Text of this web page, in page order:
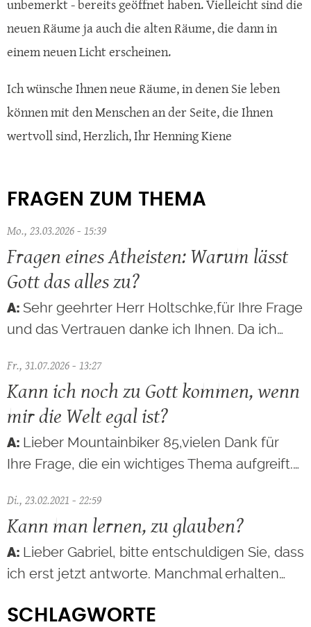
unbemerkt - bereits geöffnet haben. Vielleicht sind die
neuen Räume ja auch die alten Räume, die dann in
einem neuen Licht erscheinen.
Ich wünsche Ihnen neue Räume, in denen Sie leben
können mit den Menschen an der Seite, die Ihnen
wertvoll sind, Herzlich, Ihr Henning Kiene
FRAGEN ZUM THEMA
Mo., 23.03.2026 - 15:39
Fragen eines Atheisten: Warum lässt
Gott das alles zu?
Sehr geehrter Herr Holtschke,für Ihre Frage
und das Vertrauen danke ich Ihnen. Da ich…
Fr., 31.07.2026 - 13:27
Kann ich noch zu Gott kommen, wenn
mir die Welt egal ist?
Lieber Mountainbiker 85,vielen Dank für
Ihre Frage, die ein wichtiges Thema aufgreift.…
Di., 23.02.2021 - 22:59
Kann man lernen, zu glauben?
Lieber Gabriel, bitte entschuldigen Sie, dass
ich erst jetzt antworte. Manchmal erhalten…
SCHLAGWORTE